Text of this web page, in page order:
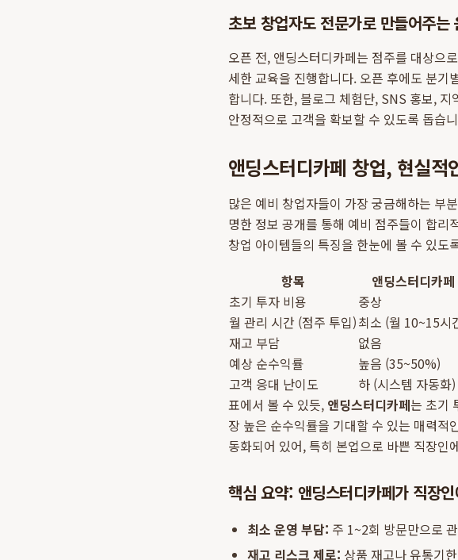
초보 창업자도 전문가로 만들어주는
오픈 전, 앤딩스터디카페는 점주를 대상으
세한 교육을 진행합니다. 오픈 후에도 분기
합니다. 또한, 블로그 체험단, SNS 홍보,
안정적으로 고객을 확보할 수 있도록 돕습
앤딩스터디카페 창업, 현실적
많은 예비 창업자들이 가장 궁금해하는 부
명한 정보 공개를 통해 예비 점주들이 합리
창업 아이템들의 특징을 한눈에 볼 수 있도
항목
앤딩스터디카페
초기 투자 비용
중상
월 관리 시간 (점주 투입)최소 (월 10~15시
재고 부담
없음
예상 순수익률
높음 (35~50%)
고객 응대 난이도
하 (시스템 자동화)
표에서 볼 수 있듯, 앤딩스터디카페는 초기
장 높은 순수익률을 기대할 수 있는 매력
동화되어 있어, 특히 본업으로 바쁜 직장인
핵심 요약: 앤딩스터디카페가 직장
최소 운영 부담: 주 1~2회 방문만으로
재고 리스크 제로: 상품 재고나 유통기